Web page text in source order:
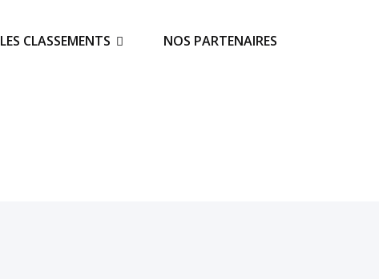
LES CLASSEMENTS NOS PARTENAIRES